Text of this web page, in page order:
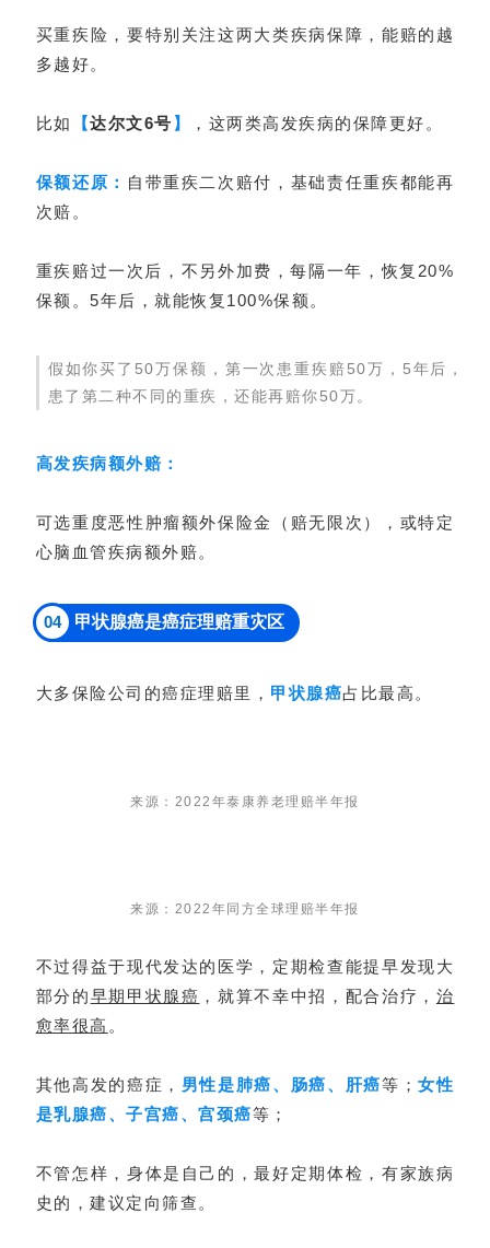
买重疾险，要特别关注这两大类疾病保障，能赔的越
多越好。
比如 【达尔文6号 】 ，这两类高发疾病的保障更好。
保额还原： 自带重疾二次赔付，基础责任重疾都能再
次赔。
重疾赔过一次后，不另外加费，每隔一年，恢复20%
保额。5年后，就能恢复100%保额。
假如你买了50万保额，第一次患重疾赔50万，5年后，
患了第二种不同的重疾，还能再赔你50万。
高发疾病额外赔：
可选重度恶性肿瘤额外保险金（赔无限次），或特定
心脑血管疾病额外赔。
04 甲状腺癌是癌症理赔重灾区
大多保险公司的癌症理赔里， 甲状腺癌占比最高。
来源：2022年泰康养老理赔半年报
来源：2022年同方全球理赔半年报
不过得益于现代发达的医学，定期检查能提早发现大
部分的早期甲状腺癌 ，就算不幸中招，配合治疗， 治
愈率很高 。
其他高发的癌症， 男性是肺癌、肠癌、肝癌等；女性
是乳腺癌、子宫癌、宫颈癌等；
不管怎样，身体是自己的，最好定期体检，有家族病
史的，建议定向筛查。